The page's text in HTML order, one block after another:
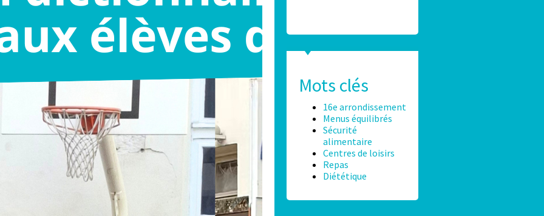
Mots clés
16e arrondissement
Menus équilibrés
Sécurité
alimentaire
Centres de loisirs
Repas
Diététique